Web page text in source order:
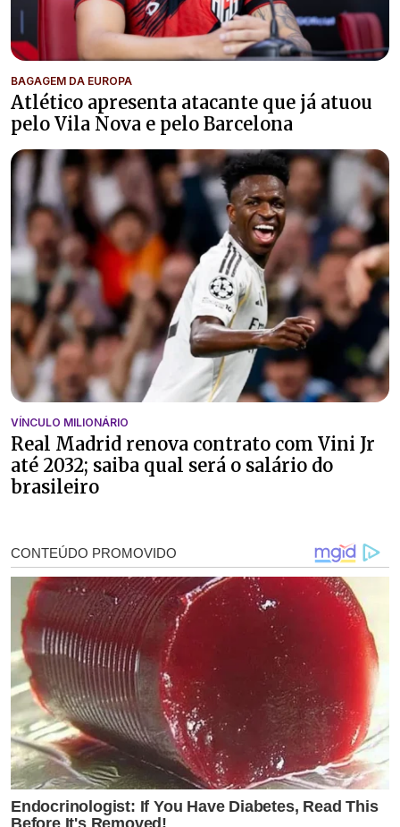
BAGAGEM DA EUROPA
Atlético apresenta atacante que já atuou
pelo Vila Nova e pelo Barcelona
VÍNCULO MILIONÁRIO
Real Madrid renova contrato com Vini Jr
até 2032; saiba qual será o salário do
brasileiro